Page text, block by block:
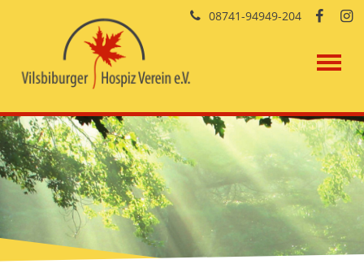
08741-94949-204  